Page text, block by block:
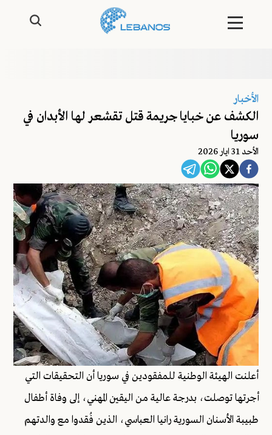
الأخبار
الكشف عن خبايا جريمة قتل تقشعر لها الأبدان في
سوريا
اﻷحد 31 ايار 2026
أعلنت الهيئة الوطنية للمفقودين في سوريا أن التحقيقات التي
أجرتها توصلت، بدرجة عالية من اليقين المهني، إلى وفاة أطفال
طبيبة الأسنان السورية رانيا العباسي، الذين فُقدوا مع والدتهم